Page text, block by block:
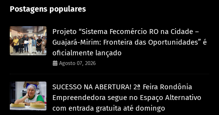
Postagens populares
Projeto “Sistema Fecomércio RO na Cidade –
Guajará-Mirim: Fronteira das Oportunidades” é
oficialmente lançado
Agosto 07, 2026
SUCESSO NA ABERTURA! 2ª Feira Rondônia
Empreendedora segue no Espaço Alternativo
com entrada gratuita até domingo